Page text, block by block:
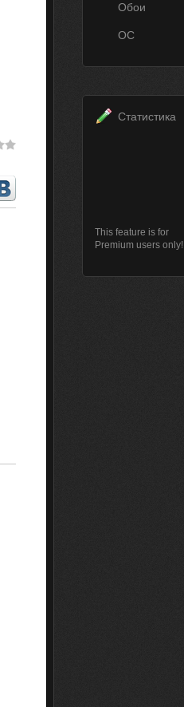
Обои
ОС
Статистика
This feature is for
Premium users only!